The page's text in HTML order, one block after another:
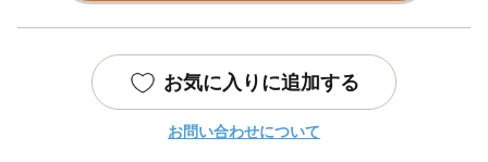
お気に入りに追加する
お問い合わせについて